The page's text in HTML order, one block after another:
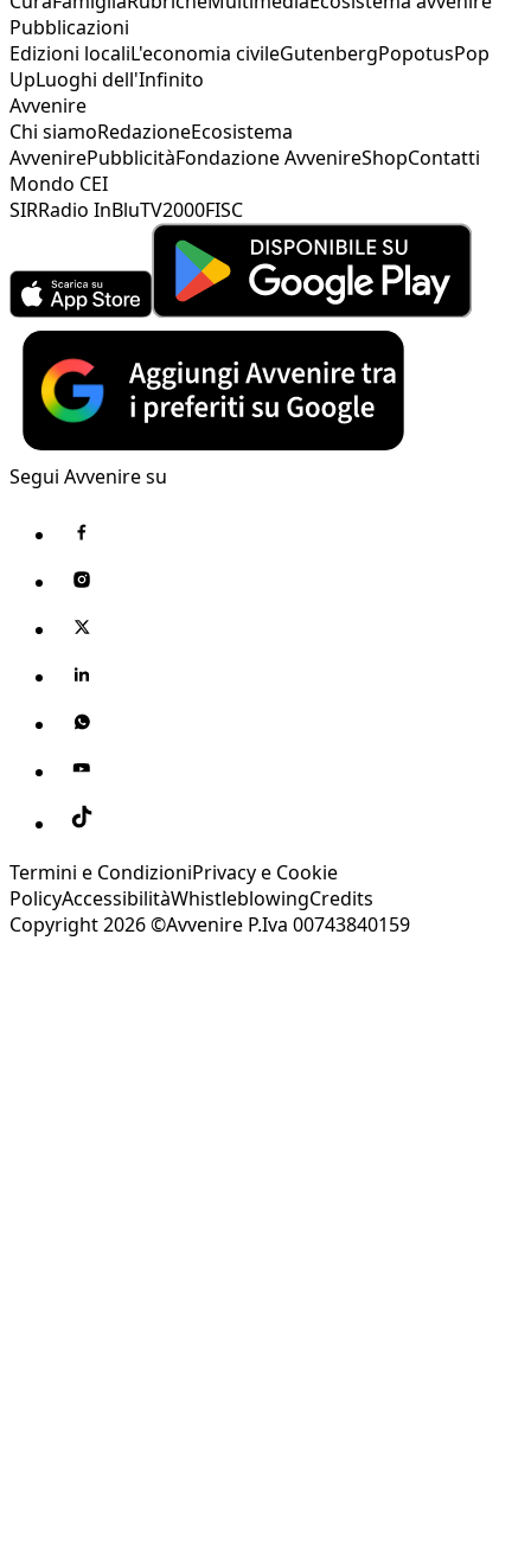
Pubblicazioni
Edizioni localiL'economia civileGutenbergPopotusPop
UpLuoghi dell'Infinito
Avvenire
Chi siamoRedazioneEcosistema
AvvenirePubblicitàFondazione AvvenireShopContatti
Mondo CEI
SIRRadio InBluTV2000FISC
Segui Avvenire su
Termini e CondizioniPrivacy e Cookie
PolicyAccessibilitàWhistleblowingCredits
Copyright 2026 ©Avvenire P.Iva 00743840159